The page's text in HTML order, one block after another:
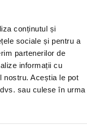
conținutul și
sociale și pentru a
partenerilor de
informații cu
nostru. Aceștia le pot
sau culese în urma
Ulei de cocos